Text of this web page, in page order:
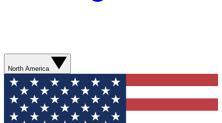
North America